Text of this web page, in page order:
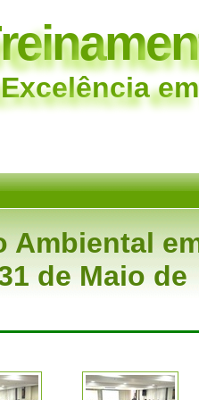
reinamen
Excelência em
Ambiental
de Maio de